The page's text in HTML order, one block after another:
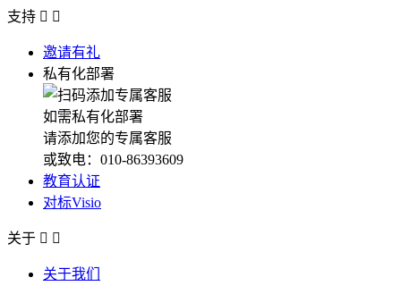
支持  
邀请有礼
私有化部署
如需私有化部署
请添加您的专属客服
或致电：010-86393609
教育认证
对标Visio
关于  
关于我们